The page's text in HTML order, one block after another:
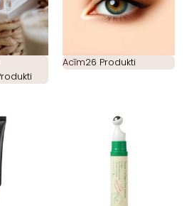
Acīm26 Produkti